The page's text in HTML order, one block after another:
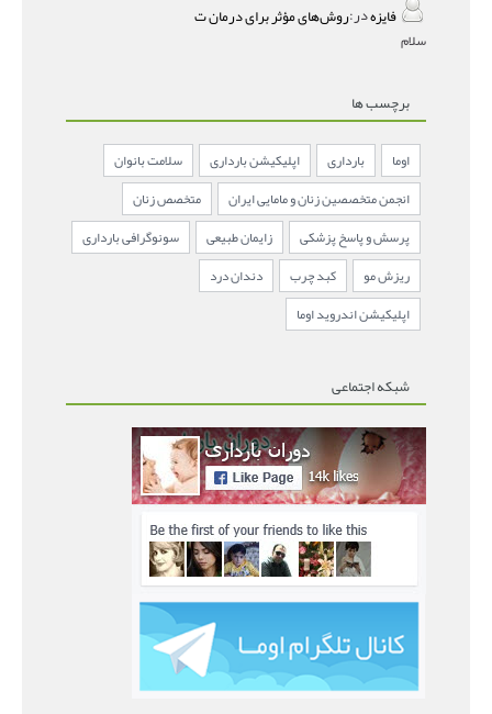
فایزهدر:روش‌های مؤثر برای درمان ت
سلام
برچسب ها
اوما بارداری اپلیکیشن بارداری
سلامت بانوان
انجمن متخصصین زنان و مامایی ایران
متخصص زنان
پرسش و پاسخ پزشکی
زایمان طبیعی
سونوگرافی بارداری
ریزش مو
کبد چرب
دندان درد
اپلیکیشن اندروید اوما
شبکه اجتماعی